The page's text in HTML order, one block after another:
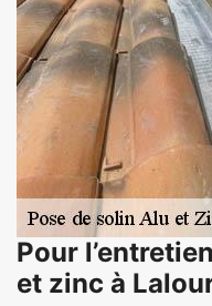
Pour
et zinc à